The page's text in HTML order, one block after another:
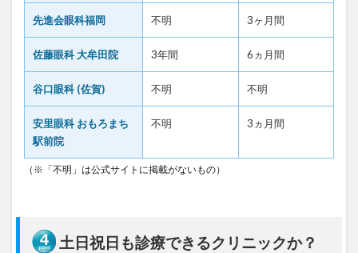
7
口
眼
(
佐
賀
)
8
科
お
先進会眼科福岡 不明 3ヶ月間
佐藤眼科 大牟田院 3年間 6ヵ月間
谷口眼科 (佐賀) 不明 不明
安里眼科 おもろまち
駅前院
不明 3ヵ月間
（※「不明」は公式サイトに掲載がないもの）
土日祝日も診療できるクリニックか？